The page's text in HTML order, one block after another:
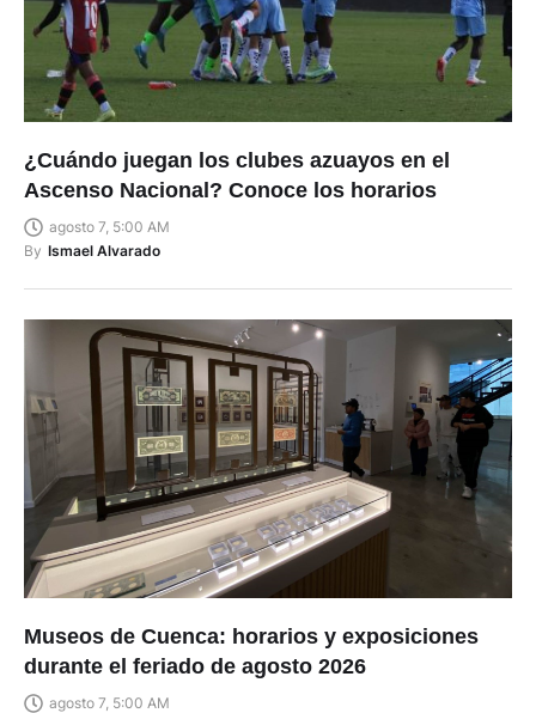
¿Cuándo juegan los clubes azuayos en el
Ascenso Nacional? Conoce los horarios
agosto 7, 5:00 AM
By Ismael Alvarado
Museos de Cuenca: horarios y exposiciones
durante el feriado de agosto 2026
agosto 7, 5:00 AM